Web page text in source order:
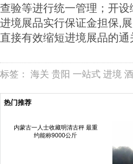
查验等进行统一管理；开
进境展品实行保证金担保,
直接有效缩短进境展品的
标签： 海关 贵阳 一站式 进境
热门推荐
内蒙古一人士收藏明清古秤 最重
约能称9000公斤